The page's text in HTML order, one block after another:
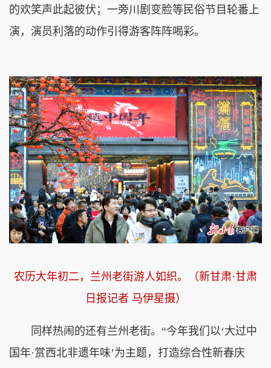
的欢笑声此起彼伏；一旁川剧变脸等民俗节目轮番上
演，演员利落的动作引得游客阵阵喝彩。
农历大年初二， 兰州老街游人如织。（新甘肃·甘肃
日报记者 马伊星摄）
同样热闹的还有兰州老街。“今年我们以‘大过中
国年·赏西北非遗年味’为主题，打造综合性新春庆